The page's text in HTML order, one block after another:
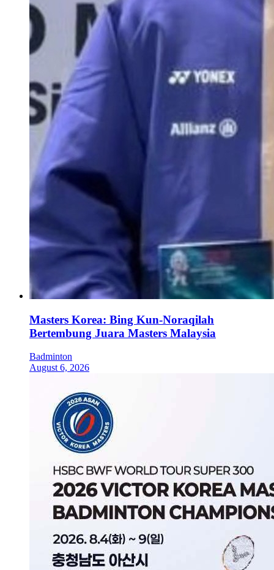
Masters Korea: Bing Kun-Noraqilah
Bertembung Juara Masters Malaysia
Badminton
August 6, 2026